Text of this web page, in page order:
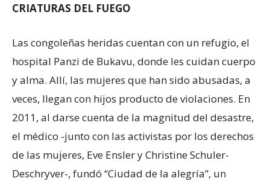
CRIATURAS DEL FUEGO
Las congoleñas heridas cuentan con un refugio, el
hospital Panzi de Bukavu, donde les cuidan cuerpo
y alma. Allí, las mujeres que han sido abusadas, a
veces, llegan con hijos producto de violaciones. En
2011, al darse cuenta de la magnitud del desastre,
el médico -junto con las activistas por los derechos
de las mujeres, Eve Ensler y Christine Schuler-
Deschryver-, fundó “Ciudad de la alegría”, un